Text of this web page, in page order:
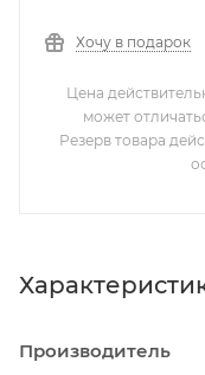
Хочу в подарок
Цена
может
Резерв товара
Производитель